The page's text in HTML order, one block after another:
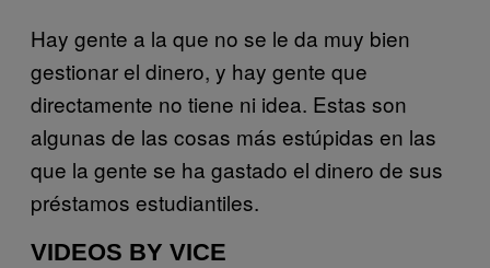
Hay gente a la que no se le da muy bien
gestionar el dinero, y hay gente que
directamente no tiene ni idea. Estas son
algunas de las cosas más estúpidas en las
que la gente se ha gastado el dinero de sus
préstamos estudiantiles.
VIDEOS BY VICE